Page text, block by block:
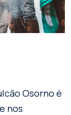
Osorno é
nos